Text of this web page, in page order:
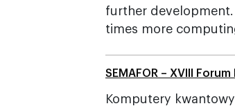
further
times more
SEMAFOR – XVIII
Komputery